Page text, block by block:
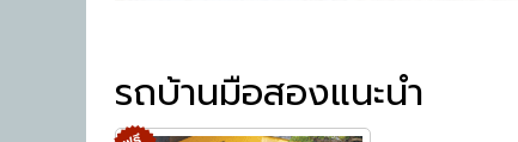
รถบ้านมือสองแนะนำ